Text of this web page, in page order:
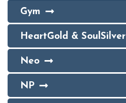
Gym
HeartGold & SoulSilver
Neo
NP